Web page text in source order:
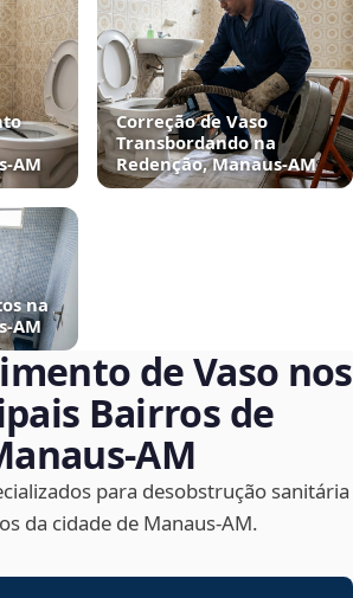
Correção de Vaso
Transbordando na
Redenção, Manaus‑AM
na
de Vaso nos
Bairros de
para desobstrução sanitária
da cidade de Manaus‑AM.